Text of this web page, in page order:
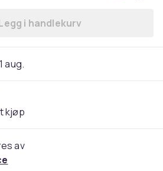
Legg Ravensburger Ville
i handlekurv
aug.
kjøp
av